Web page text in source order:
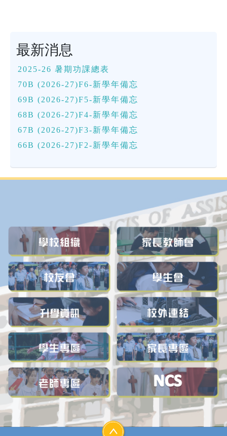
最新消息
2025-26 暑期功課總表
70B (2026-27)F6-新學年備忘
69B (2026-27)F5-新學年備忘
68B (2026-27)F4-新學年備忘
67B (2026-27)F3-新學年備忘
66B (2026-27)F2-新學年備忘